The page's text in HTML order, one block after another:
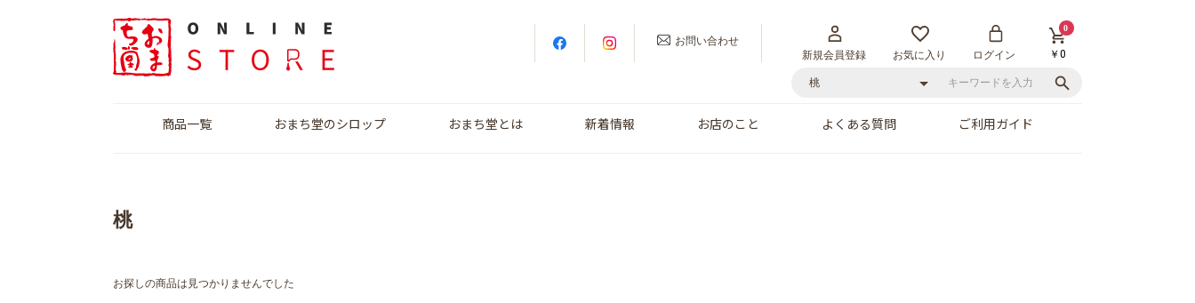
お問い合わせ
新規会員登録
お気に入り ログイン
0
￥0
商品一覧 おまち堂のシロップ おまち堂とは 新着情報 お店のこと よくある質問 ご利用ガイド
桃
お探しの商品は見つかりませんでした